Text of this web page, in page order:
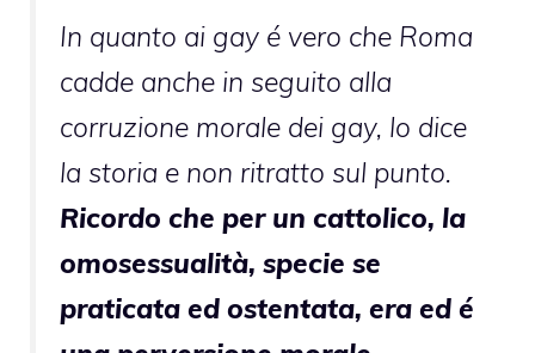
In quanto ai gay é vero che Roma
cadde anche in seguito alla
corruzione morale dei gay, lo dice
la storia e non ritratto sul punto.
Ricordo che per un cattolico, la
omosessualità, specie se
praticata ed ostentata, era ed é